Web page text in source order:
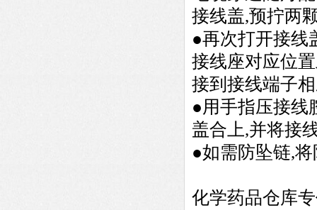
接线盖,预拧两
●再次打开接线
接线座对应位
接到接线端子
●用手指压接线
盖合上,并将接
●如需防坠链,
化学药品仓库